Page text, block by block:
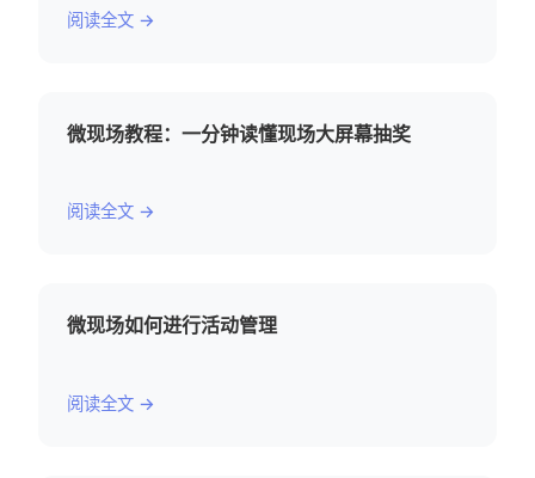
阅读全文 →
微现场教程：一分钟读懂现场大屏幕抽奖
阅读全文 →
微现场如何进行活动管理
阅读全文 →